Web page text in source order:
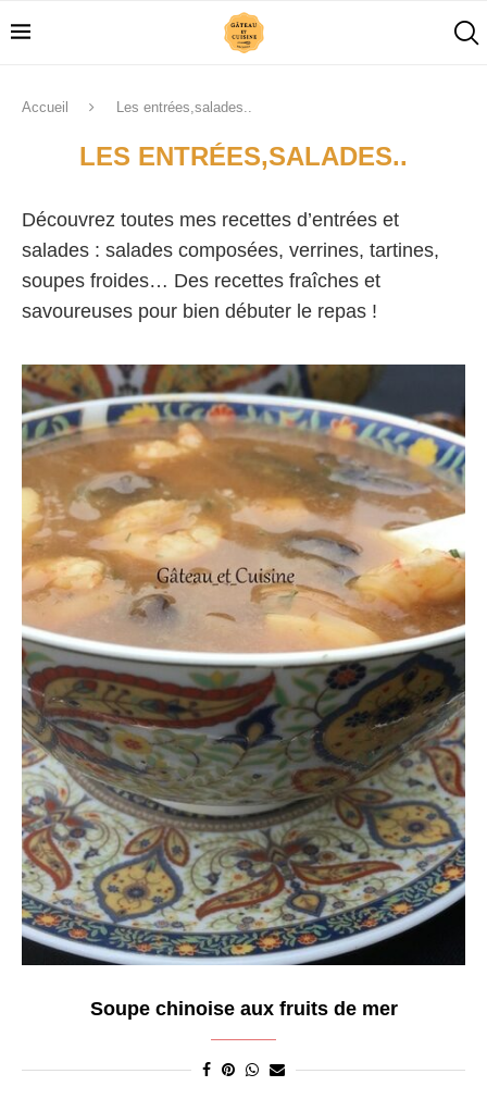
Accueil Les entrées,salades..
LES ENTRÉES,SALADES..
Découvrez toutes mes recettes d’entrées et
salades : salades composées, verrines, tartines,
soupes froides… Des recettes fraîches et
savoureuses pour bien débuter le repas !
Soupe chinoise aux fruits de mer